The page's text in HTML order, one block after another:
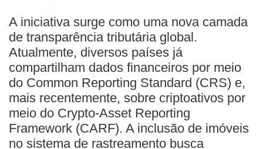
A iniciativa surge como uma nova camada
de transparência tributária global.
Atualmente, diversos países já
compartilham dados financeiros por meio
do Common Reporting Standard (CRS) e,
mais recentemente, sobre criptoativos por
meio do Crypto-Asset Reporting
Framework (CARF). A inclusão de imóveis
no sistema de rastreamento busca